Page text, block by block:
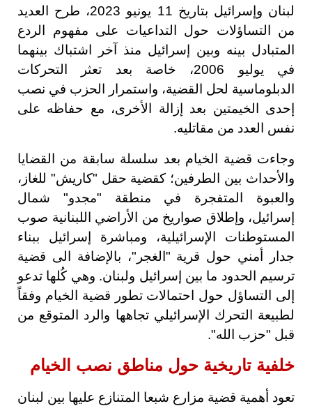
لبنان وإسرائيل بتاريخ 11 يونيو 2023، طرح العديد
من التساؤلات حول التداعيات على مفهوم الردع
المتبادل بينه وبين إسرائيل منذ آخر اشتباك بينهما
في يوليو 2006، خاصة بعد تعثر التحركات
الدبلوماسية لحل القضية، واستمرار الحزب في نصب
إحدى الخيمتين بعد إزالة الأخرى، مع حفاظه على
نفس العدد من مقاتليه.
وجاءت قضية الخيام بعد سلسلة سابقة من القضايا
والأحداث بين الطرفين؛ كقضية حقل "كاريش" للغاز،
والعبوة المتفجرة في منطقة "مجدو" شمال
إسرائيل، وإطلاق صواريخ من الأراضي اللبنانية صوب
المستوطنات الإسرائيلية، ومباشرة إسرائيل ببناء
جدار أمني حول قرية "الغجر"، بالإضافة الى قضية
ترسيم الحدود ما بين إسرائيل ولبنان. وهي كُلها تدعو
إلى التساؤل حول احتمالات تطور قضية الخيام وفقاً
لطبيعة التحرك الإسرائيلي تجاهها والرد المتوقع من
قبل "حزب الله".
خلفية تاريخية حول مناطق نصب الخيام
تعود أهمية قضية مزارع شبعا المتنازع عليها بين لبنان